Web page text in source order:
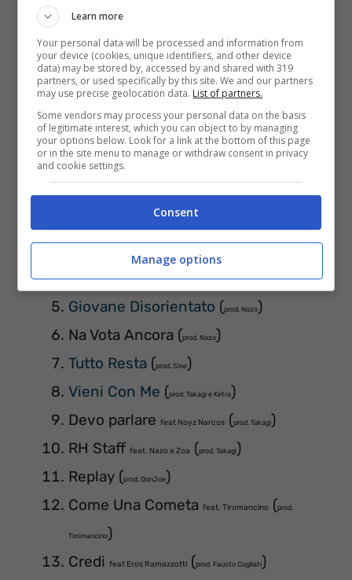
Senza Chancesfeat Emiliano Pepe(prod. Bassi Maestro
Ce Magnamm
‘A Veritàfeat. Enzo Avitabile(prod. Pacosix e Fausto Cogliati)
Giovane Disorientato (prod. Nazo)
Na Vota Ancora (prod. Nazo)
Tutto Resta (prod. Sine)
Vieni Con Me (prod. Takagi e Ketra)
Devo parlare feat Noyz Narcos (prod. Takagi)
RH Staff feat. Nazo e Zoa (prod. Takagi)
Replay (prod. DonJoe)
Come Una Cometa feat. Tiromancino (prod.
Tiromancino)
Credi feat Eros Ramazzotti (prod. Fausto Cogliati)
Learn more
Your personal data will be processed and information from
your device (cookies, unique identifiers, and other device
data) may be stored by, accessed by and shared with 319
partners, or used specifically by this site. We and our partners
may use precise geolocation data. List of partners.
Some vendors may process your personal data on the basis
of legitimate interest, which you can object to by managing
your options below. Look for a link at the bottom of this page
or in the site menu to manage or withdraw consent in privacy
and cookie settings.
Consent
Manage options